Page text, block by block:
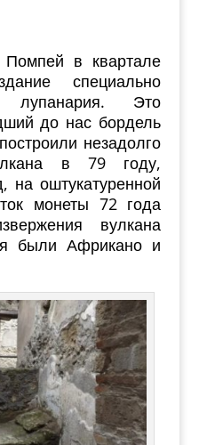
Помпей в квартале
специально
лупанария. Это
до нас бордель
незадолго
в 79 году,
на оштукатуренной
монеты 72 года
вулкана
были Африкано и